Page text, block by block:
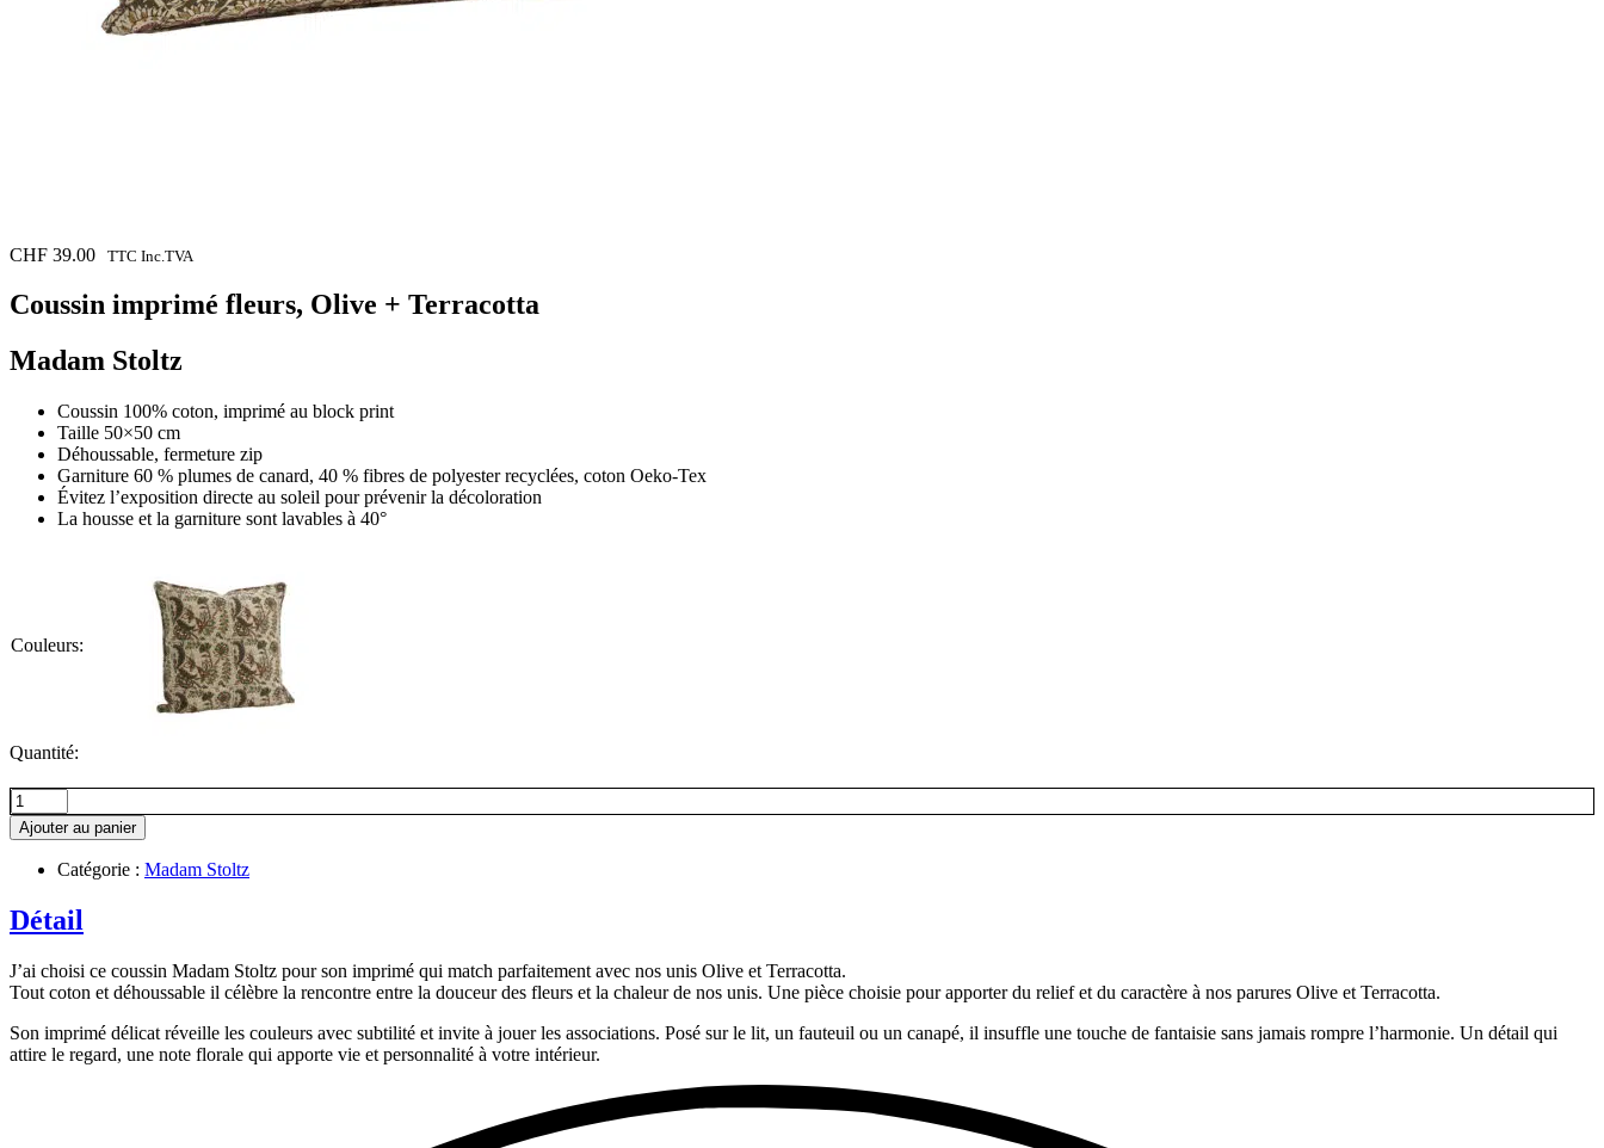
CHF 39.00 TTC Inc.TVA
Coussin imprimé fleurs, Olive + Terracotta
Madam Stoltz
Coussin 100% coton, imprimé au block print
Taille 50×50 cm
Déhoussable, fermeture zip
Garniture 60 % plumes de canard, 40 % fibres de polyester recyclées, coton Oeko-Tex
Évitez l’exposition directe au soleil pour prévenir la décoloration
La housse et la garniture sont lavables à 40°
Couleurs:
Quantité:
quantité
de
Coussin
imprimé
+
Ajouter au panier
Catégorie : Madam Stoltz
Détail
J’ai choisi ce coussin Madam Stoltz pour son imprimé qui match parfaitement avec nos unis Olive et Terracotta.
Tout coton et déhoussable il célèbre la rencontre entre la douceur des fleurs et la chaleur de nos unis. Une pièce choisie pour apporter du relief et du caractère à nos parures Olive et Terracotta.
Son imprimé délicat réveille les couleurs avec subtilité et invite à jouer les associations. Posé sur le lit, un fauteuil ou un canapé, il insuffle une touche de fantaisie sans jamais rompre l’harmonie. Un détail qui
attire le regard, une note florale qui apporte vie et personnalité à votre intérieur.